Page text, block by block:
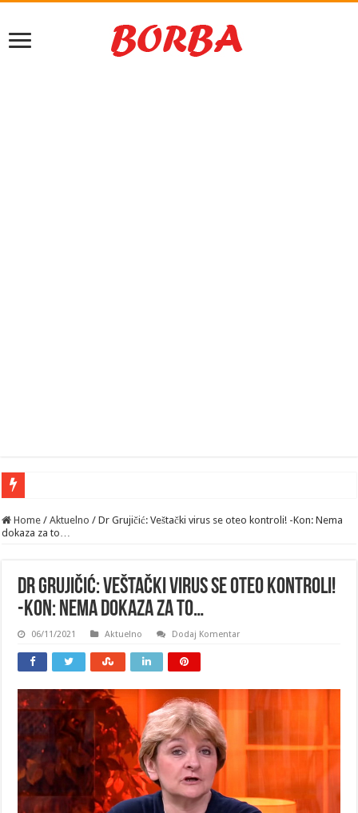
Home / Aktuelno / Dr Grujičić: Veštački virus se oteo kontroli! -Kon: Nema
dokaza za to…
Dr Grujičić: Veštački virus se oteo kontroli!
-Kon: Nema dokaza za to…
06/11/2021 Aktuelno Dodaj Komentar